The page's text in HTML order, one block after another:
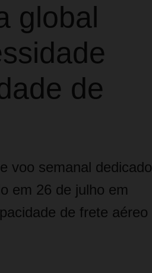
global
de
voo semanal dedicado
em 26 de julho em
de frete aéreo